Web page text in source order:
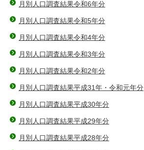
月別人口調査結果令和6年分
月別人口調査結果令和5年分
月別人口調査結果令和4年分
月別人口調査結果令和3年分
月別人口調査結果令和2年分
月別人口調査結果平成31年・令和元年分
月別人口調査結果平成30年分
月別人口調査結果平成29年分
月別人口調査結果平成28年分